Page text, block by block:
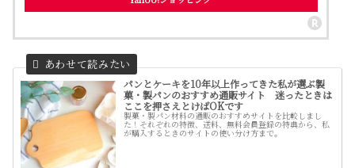
パンとケーキを10年以上作ってきた私が選ぶ製
菓・製パンのおすすめ通販サイト 迷ったときは
ここを押さえとけばOKです
製菓・製パン材料の通販のおすすめサイトを比較しまし
た！それぞれの特徴、送料、無料会員登録の特典から、私
が購入するときのサイトの使い分け方まで。